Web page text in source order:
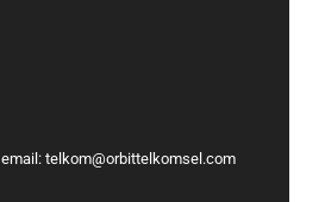
telkom@orbittelkomsel.com